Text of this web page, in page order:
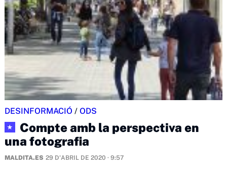
DESINFORMACIÓ / ODS
★
Compte amb la perspectiva en
una fotografia
MALDITA.ES 29 D'ABRIL DE 2020 · 9:57